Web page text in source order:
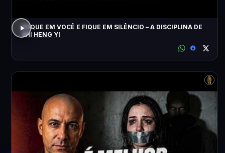
FOQUE EM VOCÊ E FIQUE EM SILÊNCIO – A DISCIPLINA DE
SHI HENG YI